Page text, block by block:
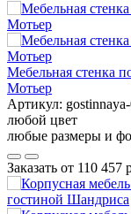
Мебельная стенка
Мотьер
Артикул:
любой цвет
любые размеры и
Заказать от 110 457